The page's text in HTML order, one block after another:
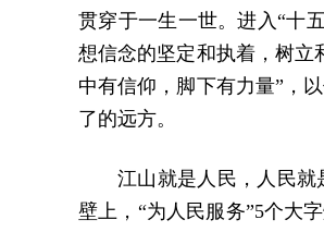
贯穿于一生一世。进入“十
想信念的坚定和执着，树立
中有信仰，脚下有力量”，
了的远方。
江山就是人民，人民就
壁上，“为人民服务”5个大